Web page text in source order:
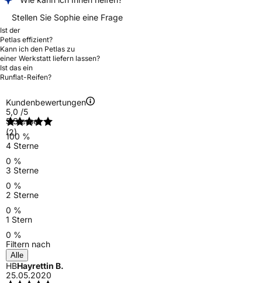
Stellen Sie Sophie eine Frage
Ist der
Petlas effizient?
Kann ich den Petlas zu
einer Werkstatt liefern lassen?
Ist das ein
Runflat-Reifen?
Kundenbewertungen
5,0 /5
(2)
5 Sterne
100 %
4 Sterne
0 %
3 Sterne
0 %
2 Sterne
0 %
1 Stern
0 %
Filtern nach
Alle
HBHayrettin B.
25.05.2020